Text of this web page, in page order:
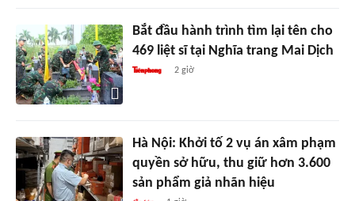
Bắt đầu hành trình tìm lại tên cho
469 liệt sĩ tại Nghĩa trang Mai Dịch
2 giờ
Hà Nội: Khởi tố 2 vụ án xâm phạm
quyền sở hữu, thu giữ hơn 3.600
sản phẩm giả nhãn hiệu